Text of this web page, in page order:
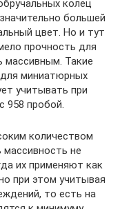
колец
большей
цвет. Но и тут
прочность для
массивным. Такие
миниатюрных
учитывать при
958 пробой.
количеством
массивность не
их применяют как
при этом учитывая
то есть на